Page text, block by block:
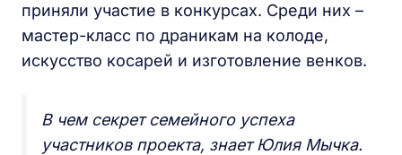
приняли участие в конкурсах. Среди них –
мастер-класс по драникам на колоде,
искусство косарей и изготовление венков.
В чем секрет семейного успеха
участников проекта, знает Юлия Мычка.